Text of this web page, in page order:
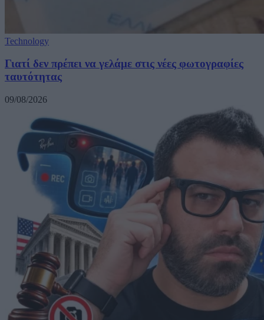
Technology
Γιατί δεν πρέπει να γελάμε στις νέες φωτογραφίες
ταυτότητας
09/08/2026